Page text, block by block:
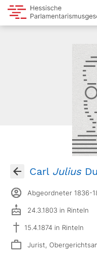
Carl Julius
Abgeordneter 1836-
24.3.1803 in Rinteln
15.4.1874 in Rinteln
Jurist,